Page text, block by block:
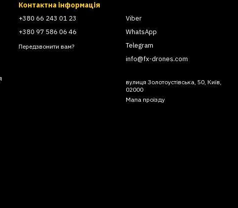
Контактна інформація
+380 66 243 01 23
+380 97 586 06 46
Передзвонити вам?
Viber
WhatsApp
Telegram
info@fx-drones.com
вулиця Золотоустівська, 50, Київ,
02000
Мапа проїзду